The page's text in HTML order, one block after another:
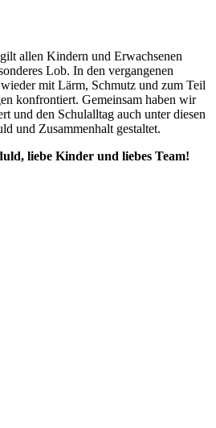
allen Kindern und Erwachsenen
Lob. In den vergangenen
mit Lärm, Schmutz und zum Teil
konfrontiert. Gemeinsam haben wir
und den Schulalltag auch unter diesen
und Zusammenhalt gestaltet.
liebe Kinder und liebes Team!